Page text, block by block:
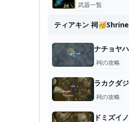
武器一覧
ティアキン 祠🥳shrine
祠の攻略
祠の攻略